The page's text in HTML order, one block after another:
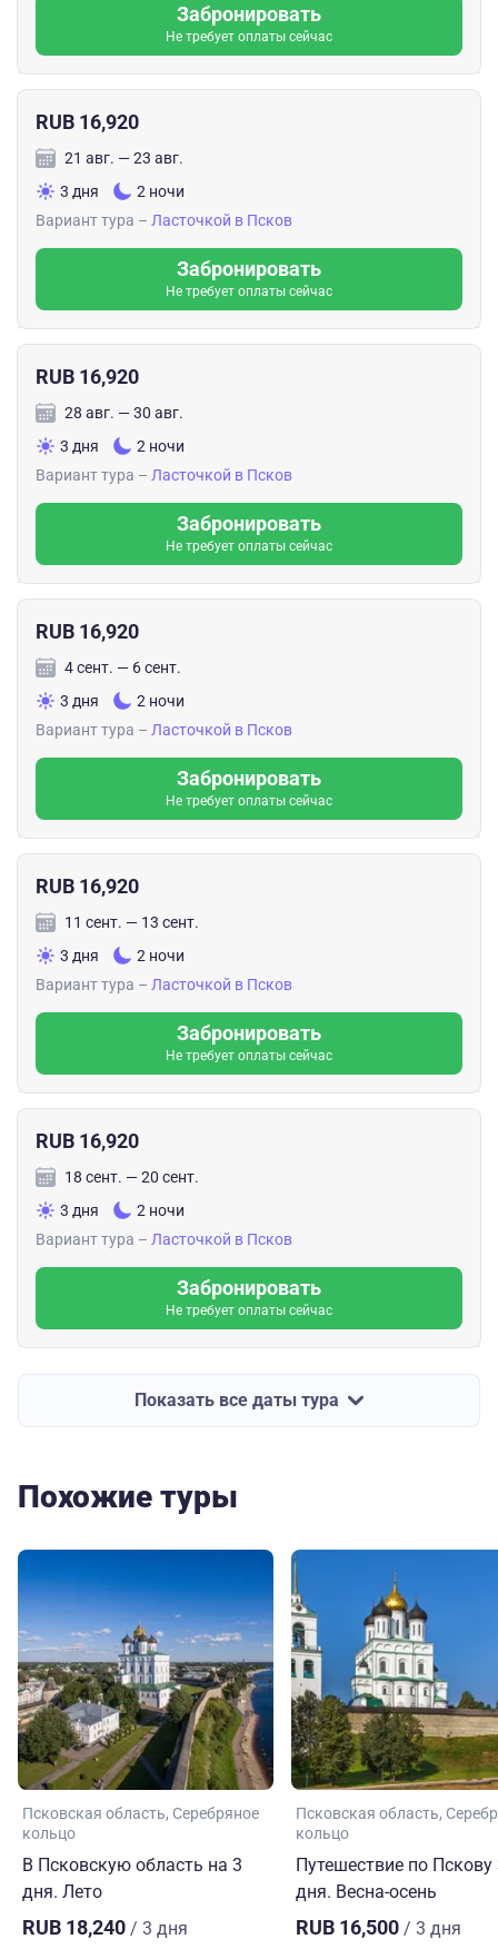
Забронировать
Не требует оплаты сейчас
RUB 16,920
21 авг. — 23 авг.
3 дня
2 ночи
Вариант тура – Ласточкой в Псков
Забронировать
Не требует оплаты сейчас
RUB 16,920
28 авг. — 30 авг.
3 дня
2 ночи
Вариант тура – Ласточкой в Псков
Забронировать
Не требует оплаты сейчас
RUB 16,920
4 сент. — 6 сент.
3 дня
2 ночи
Вариант тура – Ласточкой в Псков
Забронировать
Не требует оплаты сейчас
RUB 16,920
11 сент. — 13 сент.
3 дня
2 ночи
Вариант тура – Ласточкой в Псков
Забронировать
Не требует оплаты сейчас
RUB 16,920
18 сент. — 20 сент.
3 дня
2 ночи
Вариант тура – Ласточкой в Псков
Забронировать
Не требует оплаты сейчас
Показать все даты тура
Похожие туры
Псковская область Серебряное
кольцо
В Псковскую область на 3
дня. Лето
RUB 18,240 / 3 дня
Псковская область
кольцо
Путешествие по Пскову
дня. Весна-осень
RUB 16,500 / 3 дня